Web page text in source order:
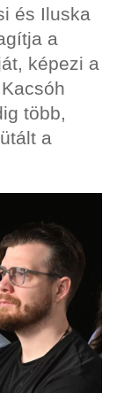
és Iluska
a
képezi a
több,
a